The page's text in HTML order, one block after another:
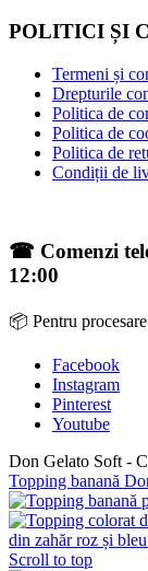
POLITICI ȘI
Termeni și
Drepturile
Politica de
Politica de
Politica de
Condiții de
☎ Comenzi
12:00
📦 Pentru
Facebook
Instagram
Pinterest
Youtube
Don Gelato Soft -
Topping banană
din zahăr roz și
Scroll to top